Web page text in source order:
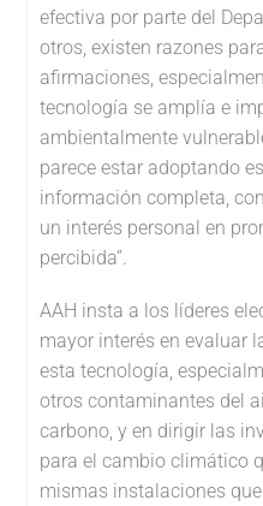
efectiva por parte del
otros, existen razones
afirmaciones,
tecnología se amplía e
ambientalmente
parece estar adoptando
información completa,
un interés personal en
percibida”.
AAH insta a los líderes
mayor interés en evaluar
esta tecnología,
otros contaminantes del
carbono, y en dirigir las
para el cambio climático
mismas instalaciones